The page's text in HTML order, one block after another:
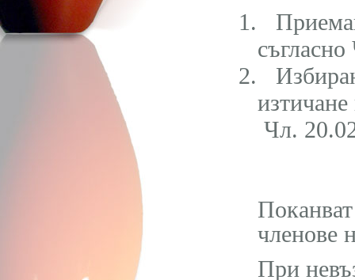
1.
2.
Чл.
членове
При